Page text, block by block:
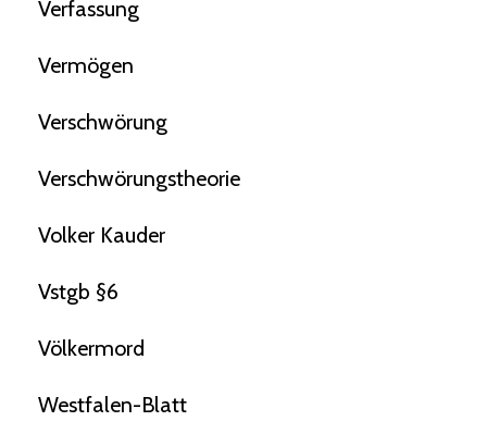
Verfassung
Vermögen
Verschwörung
Verschwörungstheorie
Volker Kauder
Vstgb §6
Völkermord
Westfalen-Blatt